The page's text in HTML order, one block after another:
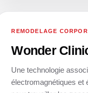
06
REMODELAGE
Wonder
Une technologie
électromagnétiques et